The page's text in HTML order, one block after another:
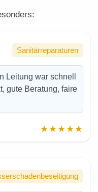
Sanitärreparaturen
Leitung war schnell
gute Beratung, faire
★★★★★